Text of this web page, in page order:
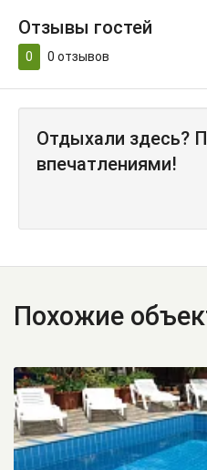
Отзывы гостей
0 0 отзывов
Отдыхали здесь?
впечатлениями!
Похожие